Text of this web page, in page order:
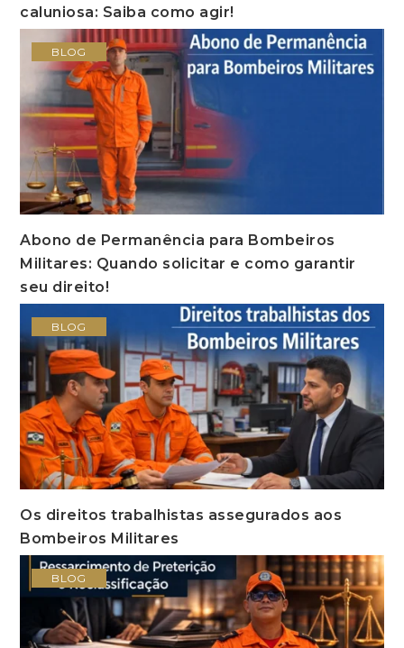
caluniosa: Saiba como agir!
BLOG
Abono de Permanência para Bombeiros
Militares: Quando solicitar e como garantir
seu direito!
BLOG
Os direitos trabalhistas assegurados aos
Bombeiros Militares
BLOG